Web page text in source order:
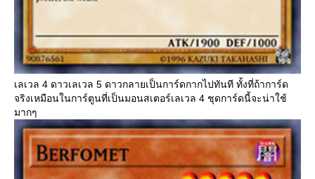
เลเวล 4 ดาวเลเวล 5 ดาวกลายเป็นการ์ดกากไปทันที ทั้งที่ถ้าการ์ด
จริงเหมือนในการ์ตูนที่เป็นมอนสเตอร์เลเวล 4 ชุดการ์ดนี้จะน่าใช้
มากๆ